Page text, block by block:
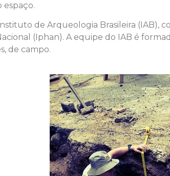
espaço.
de Arqueologia Brasileira (IAB),
(Iphan). A equipe do IAB é
de campo.